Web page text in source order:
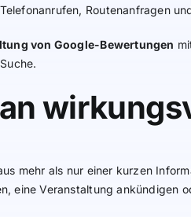
Routenanfragen
von Google-Bewertungen
mehr als nur einer kurzen
eine Veranstaltung ankündigen